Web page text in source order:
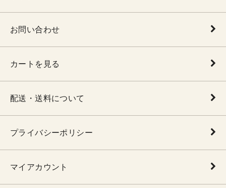
お問い合わせ
カートを見る
配送・送料について
プライバシーポリシー
マイアカウント